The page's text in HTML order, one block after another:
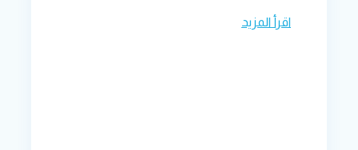
اقرأ المزيد